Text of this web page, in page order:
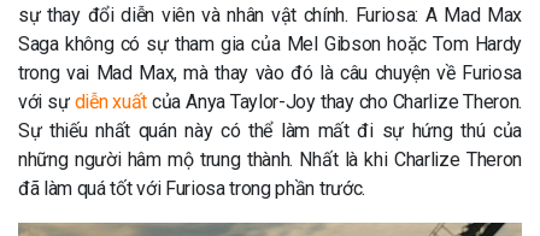
sự thay đổi diễn viên và nhân vật chính. Furiosa: A Mad Max
Saga không có sự tham gia của Mel Gibson hoặc Tom Hardy
trong vai Mad Max, mà thay vào đó là câu chuyện về Furiosa
với sự diễn xuất của Anya Taylor-Joy thay cho Charlize Theron.
Sự thiếu nhất quán này có thể làm mất đi sự hứng thú của
những người hâm mộ trung thành​. Nhất là khi Charlize Theron
đã làm quá tốt với Furiosa trong phần trước.